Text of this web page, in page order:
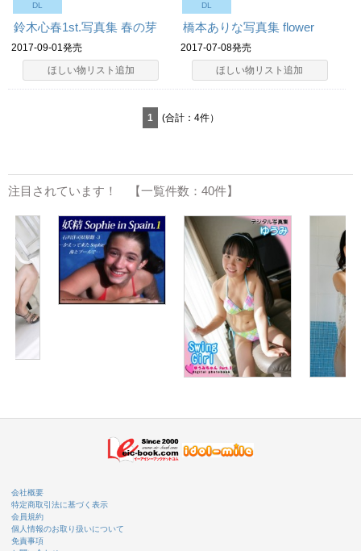
DL
鈴木心春1st.写真集 春の芽
2017-09-01発売
ほしい物リスト追加
DL
橋本ありな写真集 flower
2017-07-08発売
ほしい物リスト追加
1 (合計：4件）
注目されています！ 【一覧件数：40件】
会社概要
特定商取引法に基づく表示
会員規約
個人情報のお取り扱いについて
免責事項